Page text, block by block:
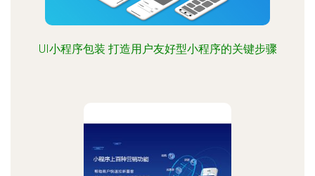
UI小程序包装 打造用户友好型小程序的关键步骤